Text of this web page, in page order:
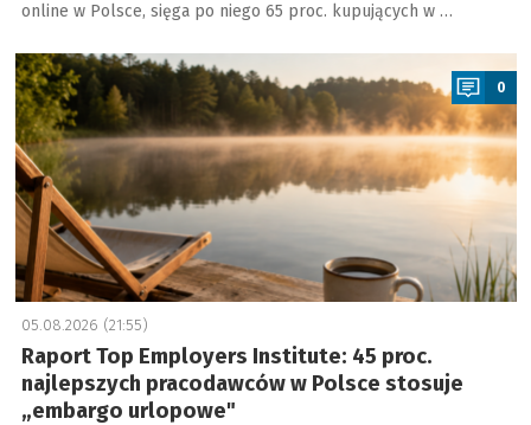
online w Polsce, sięga po niego 65 proc. kupujących w …
a
0
05.08.2026 (21:55)
Raport Top Employers Institute: 45 proc.
najlepszych pracodawców w Polsce stosuje
„embargo urlopowe"